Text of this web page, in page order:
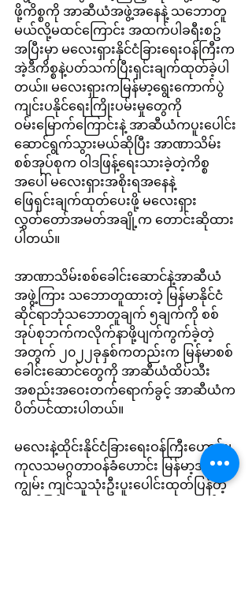
ဖို့ကိစ္စကို အာဆီယံအဖွဲ့အနေနဲ့ သဘောတူ
မယ်လို့မထင်ကြောင်း အထက်ပါခရီးစဥ်
အပြီးမှာ မလေးရှားနိုင်ငံခြားရေးဝန်ကြီးက
အဲ့ဒီကိစ္စနဲ့ပတ်သက်ပြီးရှင်းချက်ထုတ်ခဲ့ပါ
တယ်။ မလေးရှားကမြန်မာ့ရွေးကောက်ပွဲ
ကျင်းပနိုင်ရေးကြိုးပမ်းမှုတွေကို
ဝမ်းမြောက်ကြောင်းနဲ့ အာဆီယံကပူးပေါင်း
ဆောင်ရွက်သွားမယ်ဆိုပြီး အာဏာသိမ်း
စစ်အုပ်စုက ဝါဒဖြန့်ရေးသားခဲ့တဲ့ကိစ္စ
အပေါ် မလေးရှားအစိုးရအနေနဲ့
ဖြေရှင်းချက်ထုတ်ပေးဖို့ မလေးရှား
လွှတ်တော်အမတ်အချို့က တောင်းဆိုထား
ပါတယ်။
အာဏာသိမ်းစစ်ခေါင်းဆောင်နဲ့အာဆီယံ
အဖွဲ့ကြား သဘောတူထားတဲ့ မြန်မာနိုင်ငံ
ဆိုင်ရာဘုံသဘောတူချက် ၅ချက်ကို စစ်
အုပ်စုဘက်ကလိုက်နာဖို့ပျက်ကွက်ခဲ့တဲ့
အတွက် ၂၀၂၂ခုနှစ်ကတည်းက မြန်မာစစ်
ခေါင်းဆောင်တွေကို အာဆီယံထိပ်သီး
အစည်းအဝေးတက်ရောက်ခွင့် အာဆီယံက
ပိတ်ပင်ထားပါတယ်။
မ‌လေးနဲ့ထိုင်းနိုင်ငံခြားရေးဝန်ကြီးဟောင်း၊
ကုလသမဂ္ဂတာဝန်ခံဟောင်း မြန်မာ့အရေး
ကျွမ်း ကျင်သူသုံးဦးပူးပေါင်းထုတ်ပြန်တဲ့